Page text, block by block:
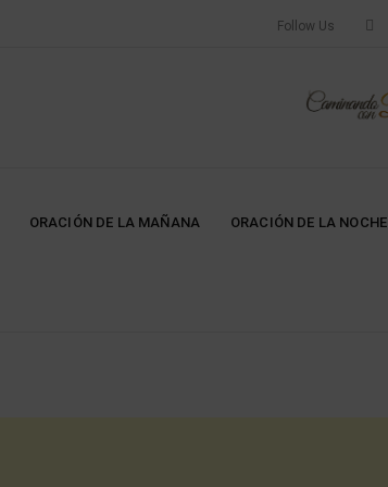
Follow Us
ORACIÓN DE LA MAÑANA ORACIÓN DE LA NOCHE